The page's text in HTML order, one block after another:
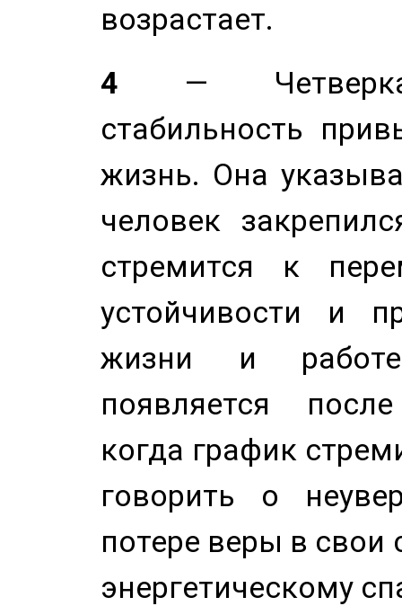
возрастает.
4 — Четверка
стабильность
жизнь. Она
человек
стремится к
устойчивости и
жизни и
появляется
когда график
говорить о
потере веры в свои
энергетическому